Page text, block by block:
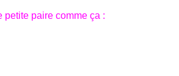
petite paire comme ça :